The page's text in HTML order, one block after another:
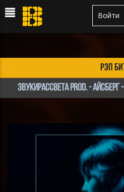
Войти
рэп
звукирассвета prod. - Айсберг